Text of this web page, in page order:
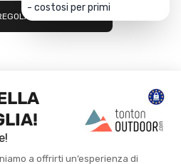
- costosi per primi
I FILTRI
CONTATTACI